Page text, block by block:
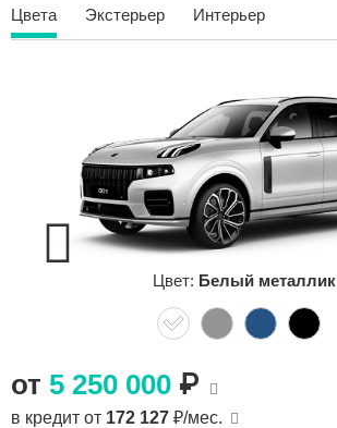
АКЦИИ
КОНТАКТЫ
Избранное
Сравнение
Личный кабинет
Цвета Экстерьер Интерьер
Цвет: Белый металлик
от 5 250 000 ₽
в кредит от 172 127 ₽/мес.